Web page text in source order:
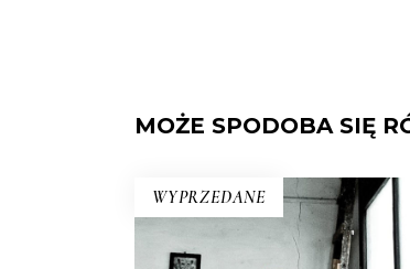
MOŻE SPODOBA SIĘ
WYPRZEDANE
KUBA. SYNDROM WYSPY